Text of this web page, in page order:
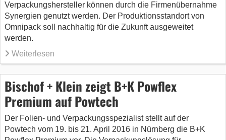
Verpackungshersteller können durch die Firmenübernahme
Synergien genutzt werden. Der Produktionsstandort von
Omnipack soll nachhaltig für die Zukunft ausgeweitet
werden.
Weiterlesen
Bischof + Klein zeigt B+K Powflex
Premium auf Powtech
Der Folien- und Verpackungsspezialist stellt auf der
Powtech vom 19. bis 21. April 2016 in Nürnberg die B+K